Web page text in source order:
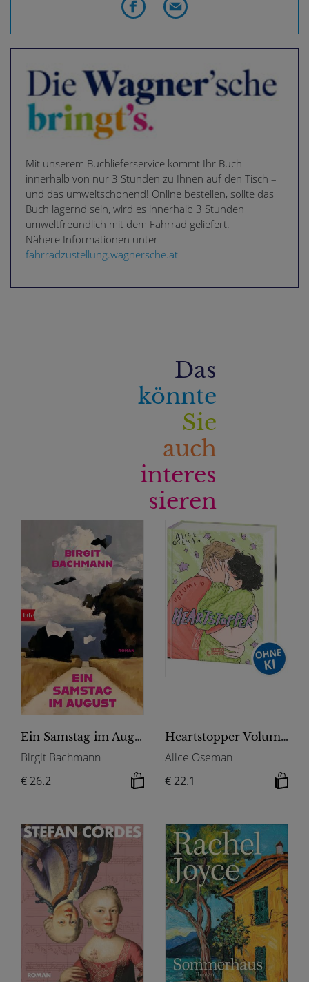
Mit unserem Buchlieferservice kommt Ihr Buch
innerhalb von nur 3 Stunden zu Ihnen auf den Tisch –
und das umweltschonend! Online bestellen, sollte das
Buch lagernd sein, wird es innerhalb 3 Stunden
umweltfreundlich mit dem Fahrrad geliefert.
Nähere Informationen unter
fahrradzustellung.wagnersche.at
Das
könnte
Sie
auch
interes
sieren
Ein Samstag im August
Birgit Bachmann
€ 26.2
Heartstopper Volume 6 (deutsche Hardcover-Ausgabe)
Alice Oseman
€ 22.1